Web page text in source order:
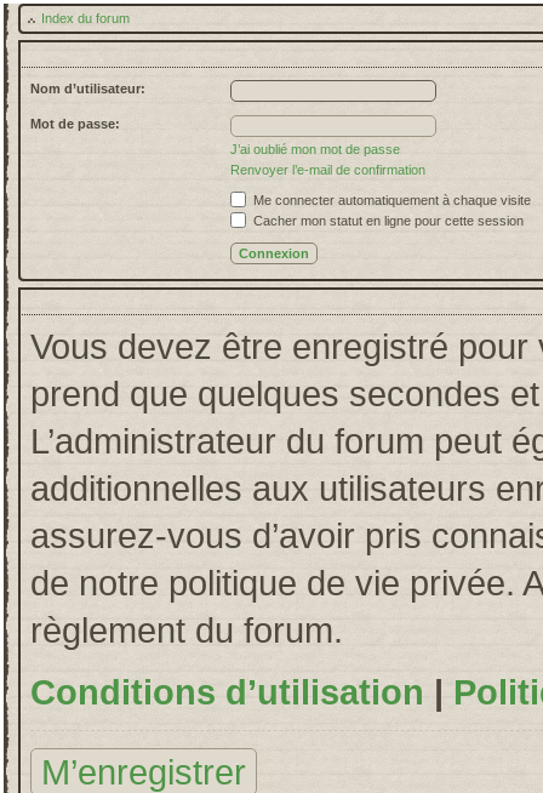
Index du forum
Nom d’utilisateur:
Mot de passe:
J’ai oublié mon mot de passe
Renvoyer l’e-mail de confirmation
Me connecter automatiquement à chaque visite
Cacher mon statut en ligne pour cette session
Vous devez être enregistré pour
prend que quelques secondes
L’administrateur du forum peut
additionnelles aux utilisateurs
assurez-vous d’avoir pris
de notre politique de vie privée.
règlement du forum.
Conditions d’utilisation |
M’enregistrer